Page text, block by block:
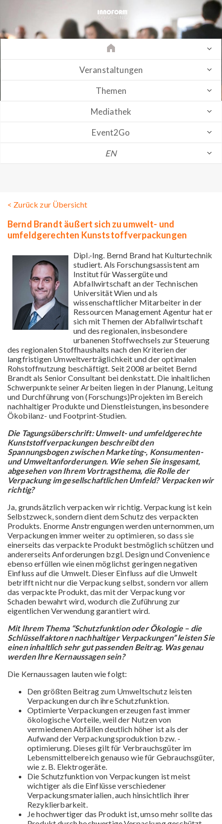
Veranstaltungen
Themen
Mediathek
Event2Go
EN
< Zurück zur Übersicht
Bernd Brandt äußert sich zu umwelt- und
umfeldgerechten Kunststoffverpackungen
Dipl.-Ing. Bernd Brand hat Kulturtechnik
studiert. Als Forschungsassistent am
Institut für Wassergüte und
Abfallwirtschaft an der Technischen
Universität Wien und als
wissenschaftlicher Mitarbeiter in der
Ressourcen Management Agentur hat er
sich mit Themen der Abfallwirtschaft
und des regionalen, insbesondere
urbanenen Stoffwechsels zur Steuerung
des regionalen Stoffhaushalts nach den Kriterien der
langfristigen Umweltverträglichkeit und der optimalen
Rohstoffnutzung beschäftigt. Seit 2008 arbeitet Bernd
Brandt als Senior Consultant bei denkstatt. Die inhaltlichen
Schwerpunkte seiner Arbeiten liegen in der Planung, Leitung
und Durchführung von (Forschungs)Projekten im Bereich
nachhaltiger Produkte und Dienstleistungen, insbesondere
Ökobilanz- und Footprint-Studien.
Die Tagungsüberschrift: Umwelt- und umfeldgerechte
Kunststoffverpackungen beschreibt den
Spannungsbogen zwischen Marketing-, Konsumenten-
und Umweltanforderungen. Wie sehen Sie insgesamt,
abgesehen von Ihrem Vortragsthema, die Rolle der
Verpackung im gesellschaftlichen Umfeld? Verpacken wir
richtig?
Ja, grundsätzlich verpacken wir richtig. Verpackung ist kein
Selbstzweck, sondern dient dem Schutz des verpackten
Produkts. Enorme Anstrengungen werden unternommen, um
Verpackungen immer weiter zu optimieren, so dass sie
einerseits das verpackte Produkt bestmöglich schützen und
andererseits Anforderungen bzgl. Design und Convenience
ebenso erfüllen wie einen möglichst geringen negativen
Einfluss auf die Umwelt. Dieser Einfluss auf die Umwelt
betrifft nicht nur die Verpackung selbst, sondern vor allem
das verpackte Produkt, das mit der Verpackung vor
Schaden bewahrt wird, wodurch die Zuführung zur
eigentlichen Verwendung garantiert wird.
Mit Ihrem Thema “Schutzfunktion oder Ökologie – die
Schlüsselfaktoren nachhaltiger Verpackungen” leisten Sie
einen inhaltlich sehr gut passenden Beitrag. Was genau
werden Ihre Kernaussagen sein?
Die Kernaussagen lauten wie folgt:
Den größten Beitrag zum Umweltschutz leisten
Verpackungen durch ihre Schutzfunktion.
Optimierte Verpackungen erzeugen fast immer
ökologische Vorteile, weil der Nutzen von
vermiedenen Abfällen deutlich höher ist als der
Aufwand der Verpackungsproduktion bzw. -
optimierung. Dieses gilt für Verbrauchsgüter im
Lebensmittelbereich genauso wie für Gebrauchsgüter,
wie z. B. Elektrogeräte.
Die Schutzfunktion von Verpackungen ist meist
wichtiger als die Einflüsse verschiedener
Verpackungsmaterialien, auch hinsichtlich ihrer
Rezyklierbarkeit.
Je hochwertiger das Produkt ist, umso mehr sollte das